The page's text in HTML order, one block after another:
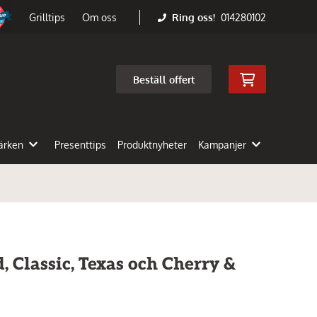
Grilltips Om oss Ring oss! 014280102
Beställ offert
Presenttips Produktnyheter Kampanjer
Classic, Texas och Cherry &